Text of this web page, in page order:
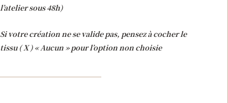
l’atelier sous 48h)
Si votre création ne se valide pas, pensez à cocher le
tissu ( X ) « Aucun » pour l’option non choisie